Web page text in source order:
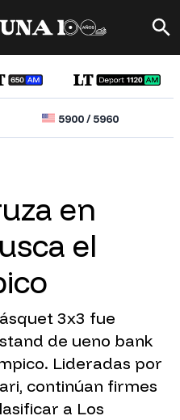
5900/5960
en
el
3x3 fue
de ueno bank
Lideradas por
continúan firmes
a Los